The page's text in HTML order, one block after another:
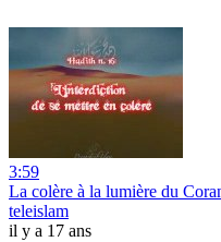
3:59
La colère à la lumière du
teleislam
il y a 17 ans